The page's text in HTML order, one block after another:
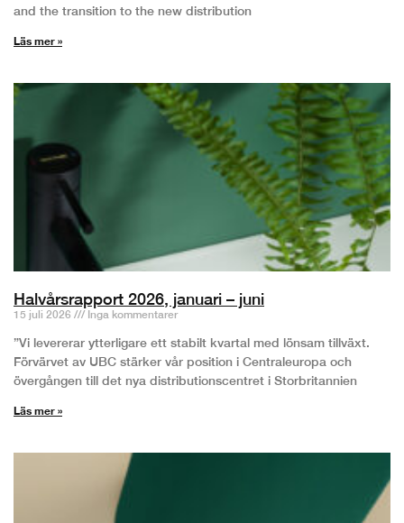
and the transition to the new distribution
Läs mer »
Halvårsrapport 2026, januari – juni
15 juli 2026 Inga kommentarer
”Vi levererar ytterligare ett stabilt kvartal med lönsam tillväxt.
Förvärvet av UBC stärker vår position i Centraleuropa och
övergången till det nya distributionscentret i Storbritannien
Läs mer »